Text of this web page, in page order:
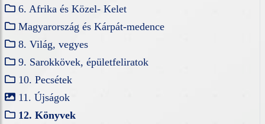
6. Afrika és Közel- Kelet
Magyarország és Kárpát-medence
8. Világ, vegyes
9. Sarokkövek, épületfeliratok
10. Pecsétek
11. Újságok
12. Könyvek